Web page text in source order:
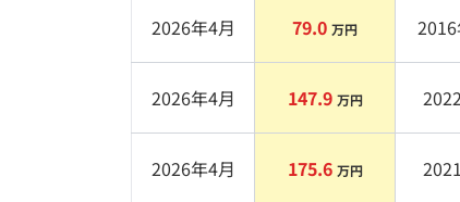
2026年4月 79.0 万円 2016
2026年4月 147.9 万円 2022
2026年4月 175.6 万円 2021